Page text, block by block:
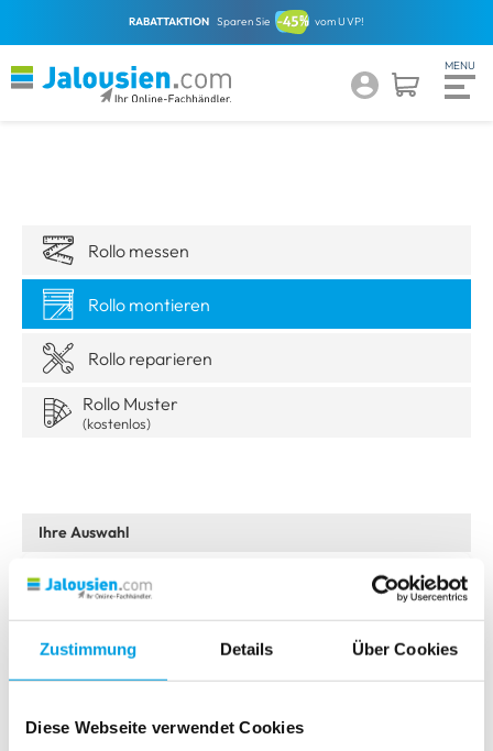
Zustimmung Details Über Cookies
Diese Webseite verwendet Cookies
RABATTAKTION Sparen Sie vom UVP!
Rollo messen
Rollo montieren
Rollo reparieren
Rollo Muster
(kostenlos)
Bitte wählen Sie Ihr Modell
Classic
Bedienungsanleitung Akku-Rollo (Eve Motion)
Download als PDF